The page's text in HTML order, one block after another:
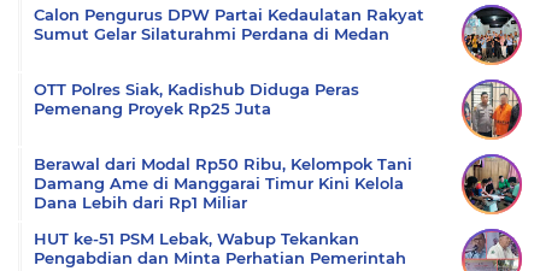
Calon Pengurus DPW Partai Kedaulatan Rakyat
Sumut Gelar Silaturahmi Perdana di Medan
OTT Polres Siak, Kadishub Diduga Peras
Pemenang Proyek Rp25 Juta
Berawal dari Modal Rp50 Ribu, Kelompok Tani
Damang Ame di Manggarai Timur Kini Kelola
Dana Lebih dari Rp1 Miliar
HUT ke-51 PSM Lebak, Wabup Tekankan
Pengabdian dan Minta Perhatian Pemerintah